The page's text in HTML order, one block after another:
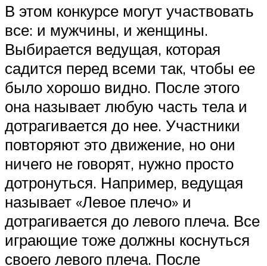
В этом конкурсе могут участвовать
все: и мужчины, и женщины.
Выбирается ведущая, которая
садится перед всеми так, чтобы ее
было хорошо видно. После этого
она называет любую часть тела и
дотрагивается до нее. Участники
повторяют это движение, но они
ничего не говорят, нужно просто
дотронуться. Например, ведущая
называет «Левое плечо» и
дотрагивается до левого плеча. Все
играющие тоже должны коснуться
своего левого плеча. После